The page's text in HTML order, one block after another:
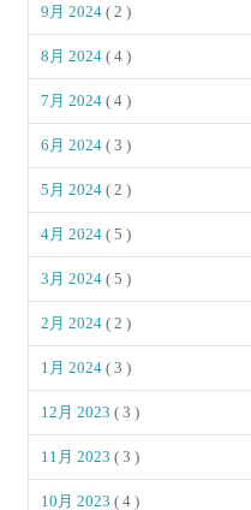
9月 2024( 2 )
8月 2024( 4 )
7月 2024( 4 )
6月 2024( 3 )
5月 2024( 2 )
4月 2024( 5 )
3月 2024( 5 )
2月 2024( 2 )
1月 2024( 3 )
12月 2023( 3 )
11月 2023( 3 )
10月 2023( 4 )